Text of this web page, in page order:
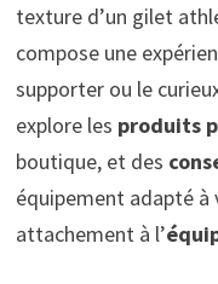
texture d’un gilet
compose une
supporter ou le
explore les produits
boutique, et des
équipement adapté
attachement à l’